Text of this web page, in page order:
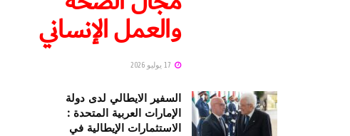
والعمل الإنساني
السفير الايطالي لدى دولة
الإمارات العربية المتحدة :
الاستثمارات الإيطالية في